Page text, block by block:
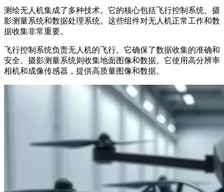
测绘无人机集成了多种技术。它的核心包括飞行控制系统、摄
影测量系统和数据处理系统。这些组件对无人机正常工作和数
据收集非常重要。
飞行控制系统负责无人机的飞行。它确保了数据收集的准确和
安全。摄影测量系统则收集地面图像和数据。它使用高分辨率
相机和成像传感器，提供高质量图像和数据。